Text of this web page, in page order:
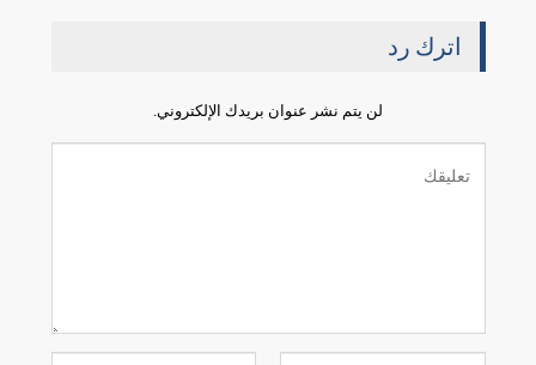
اترك رد
لن يتم نشر عنوان بريدك الإلكتروني.